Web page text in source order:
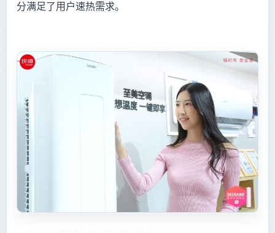
分满足了用户速热需求。